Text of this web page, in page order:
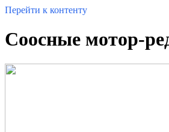
Перейти к контенту
Соосные мотор-